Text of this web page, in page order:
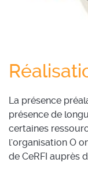
La présence
présence de
certaines
l'organisation O
de CeRFI auprès